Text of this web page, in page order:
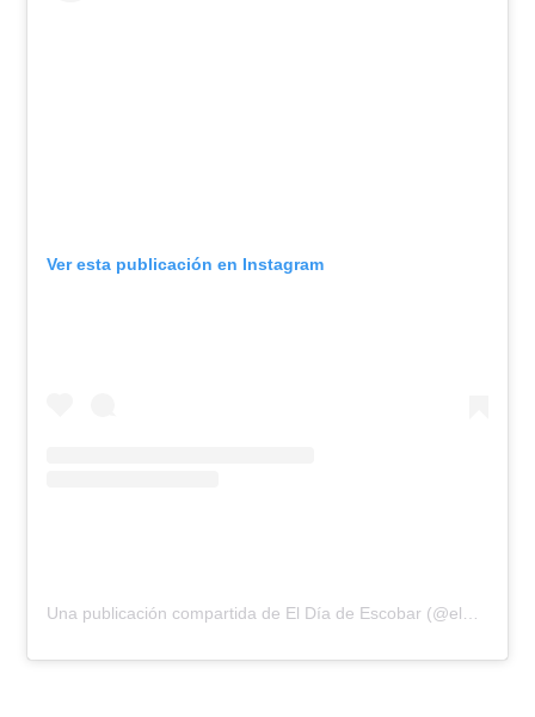
Ver esta publicación en Instagram